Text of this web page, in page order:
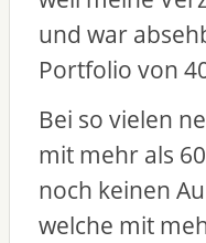
und war
Portfolio von
Bei so vielen
mit mehr als
noch keinen
welche mit